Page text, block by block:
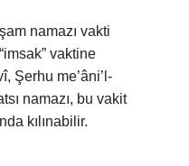
namazı vakti
vaktine
Şerhu me’âni’l-
namazı, bu vakit
kılınabilir.